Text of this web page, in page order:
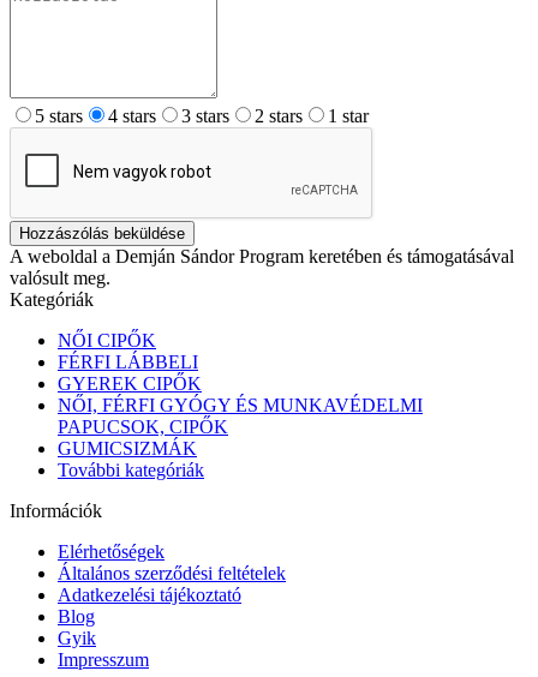
5 stars 4 stars 3 stars 2 stars 1 star
Hozzászólás beküldése
A weboldal a Demján Sándor Program keretében és támogatásával
valósult meg.
Kategóriák
NŐI CIPŐK
FÉRFI LÁBBELI
GYEREK CIPŐK
NŐI, FÉRFI GYÓGY ÉS MUNKAVÉDELMI
PAPUCSOK, CIPŐK
GUMICSIZMÁK
További kategóriák
Információk
Elérhetőségek
Általános szerződési feltételek
Adatkezelési tájékoztató
Blog
Gyik
Impresszum